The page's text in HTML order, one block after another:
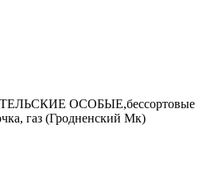
ОСОБЫЕ,бессортовые
газ (Гродненский Мк)